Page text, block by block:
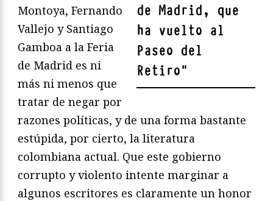
de Madrid, que
ha vuelto al
Paseo del
Retiro"
Montoya, Fernando
Vallejo y Santiago
Gamboa a la Feria
de Madrid es ni
más ni menos que
tratar de negar por
razones políticas, y de una forma bastante
estúpida, por cierto, la literatura
colombiana actual. Que este gobierno
corrupto y violento intente marginar a
algunos escritores es claramente un honor